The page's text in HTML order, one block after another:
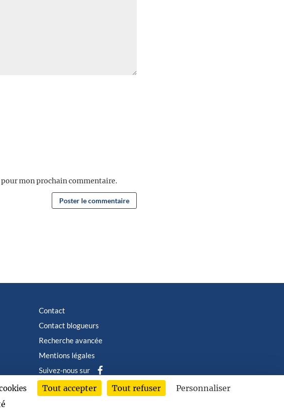
mon prochain commentaire.
Contact
Contact blogueurs
Recherche avancée
Mentions légales
Suivez-nous sur
2026 © Albin Michel Imaginaire - Tous droits réservés
Tout accepter Tout refuser
Personnaliser